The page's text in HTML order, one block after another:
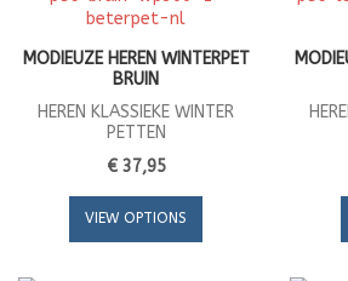
MODIEUZE HEREN WINTERPET
BRUIN
HEREN KLASSIEKE WINTER
PETTEN
€ 37,95
VIEW OPTIONS